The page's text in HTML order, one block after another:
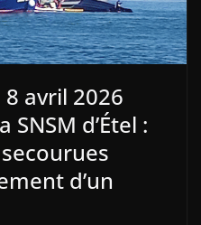
8 avril 2026
d’Étel :
d’un